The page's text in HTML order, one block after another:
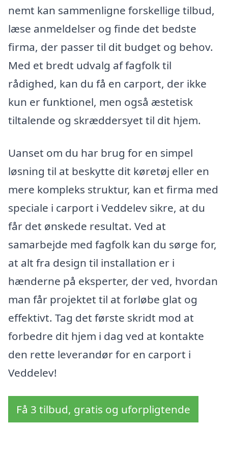
nemt kan sammenligne forskellige tilbud,
læse anmeldelser og finde det bedste
firma, der passer til dit budget og behov.
Med et bredt udvalg af fagfolk til
rådighed, kan du få en carport, der ikke
kun er funktionel, men også æstetisk
tiltalende og skræddersyet til dit hjem.
Uanset om du har brug for en simpel
løsning til at beskytte dit køretøj eller en
mere kompleks struktur, kan et firma med
speciale i carport i Veddelev sikre, at du
får det ønskede resultat. Ved at
samarbejde med fagfolk kan du sørge for,
at alt fra design til installation er i
hænderne på eksperter, der ved, hvordan
man får projektet til at forløbe glat og
effektivt. Tag det første skridt mod at
forbedre dit hjem i dag ved at kontakte
den rette leverandør for en carport i
Veddelev!
Få 3 tilbud, gratis og uforpligtende